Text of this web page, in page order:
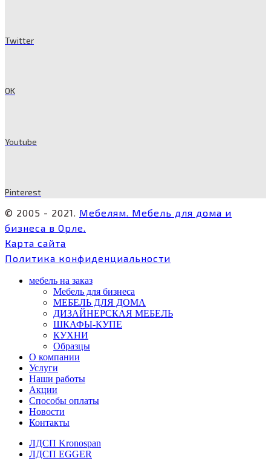
Twitter
OK
Youtube
Pinterest
© 2005 - 2021. Мебелям. Мебель для дома и
бизнеса в Орле.
Карта сайта
Политика конфиденциальности
мебель на заказ
Мебель для бизнеса
МЕБЕЛЬ ДЛЯ ДОМА
ДИЗАЙНЕРСКАЯ МЕБЕЛЬ
ШКАФЫ-КУПЕ
КУХНИ
Образцы
О компании
Услуги
Наши работы
Акции
Способы оплаты
Новости
Контакты
ЛДСП Kronospan
ЛДСП EGGER